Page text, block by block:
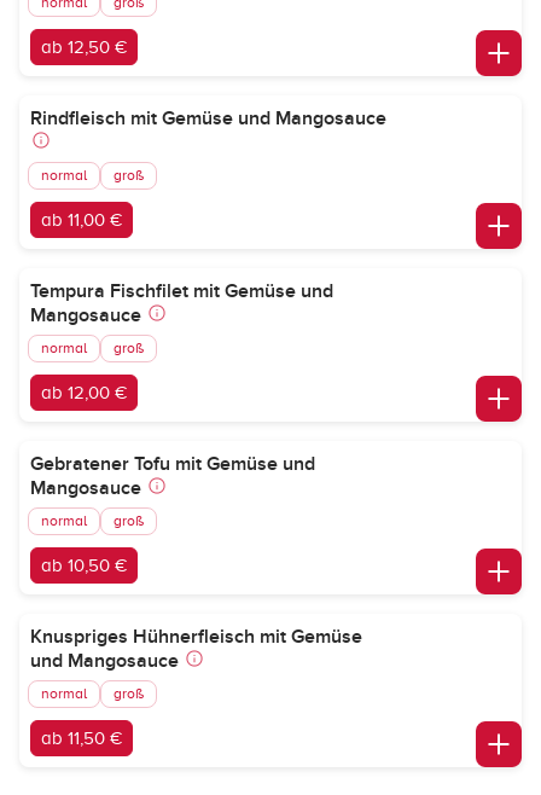
ab 12,50 €
Rindfleisch mit Gemüse und Mangosauce
normal groß
ab 11,00 €
Tempura Fischfilet mit Gemüse und
Mangosauce
normal groß
ab 12,00 €
Gebratener Tofu mit Gemüse und
Mangosauce
normal groß
ab 10,50 €
Knuspriges Hühnerfleisch mit Gemüse
und Mangosauce
normal groß
ab 11,50 €